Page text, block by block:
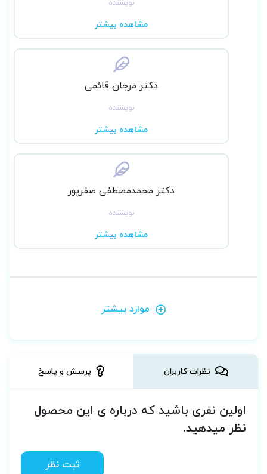
مشاهده بیشتر
دکتر مرجان قائمی
نویسنده
مشاهده بیشتر
دکتر محمدمصطفی صفرپور
نویسنده
مشاهده بیشتر
موارد بیشتر
نظرات کاربران پرسش و پاسخ
اولین نفری باشید که درباره ی این محصول
نظر میدهید.
ثبت نظر